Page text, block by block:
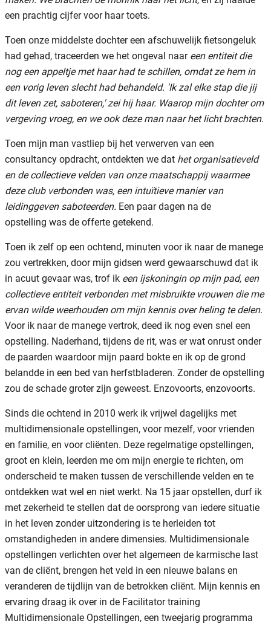
een prachtig cijfer voor haar toets.
Toen onze middelste dochter een afschuwelijk fietsongeluk
had gehad, traceerden we het ongeval naar een entiteit die
nog een appeltje met haar had te schillen, omdat ze hem in
een vorig leven slecht had behandeld. 'Ik zal elke stap die jij
dit leven zet, saboteren,' zei hij haar. Waarop mijn dochter om
vergeving vroeg, en we ook deze man naar het licht brachten.
Toen mijn man vastliep bij het verwerven van een
consultancy opdracht, ontdekten we dat het organisatieveld
en de collectieve velden van onze maatschappij waarmee
deze club verbonden was, een intuïtieve manier van
leidinggeven saboteerden. Een paar dagen na de
opstelling was de offerte getekend.
Toen ik zelf op een ochtend, minuten voor ik naar de manege
zou vertrekken, door mijn gidsen werd gewaarschuwd dat ik
in acuut gevaar was, trof ik een ijskoningin op mijn pad, een
collectieve entiteit verbonden met misbruikte vrouwen die me
ervan wilde weerhouden om mijn kennis over heling te delen.
Voor ik naar de manege vertrok, deed ik nog even snel een
opstelling. Naderhand, tijdens de rit, was er wat onrust onder
de paarden waardoor mijn paard bokte en ik op de grond
belandde in een bed van herfstbladeren. Zonder de opstelling
zou de schade groter zijn geweest. Enzovoorts, enzovoorts.
Sinds die ochtend in 2010 werk ik vrijwel dagelijks met
multidimensionale opstellingen, voor mezelf, voor vrienden
en familie, en voor cliënten. Deze regelmatige opstellingen,
groot en klein, leerden me om mijn energie te richten, om
onderscheid te maken tussen de verschillende velden en te
ontdekken wat wel en niet werkt. Na 15 jaar opstellen, durf ik
met zekerheid te stellen dat de oorsprong van iedere situatie
in het leven zonder uitzondering is te herleiden tot
omstandigheden in andere dimensies. Multidimensionale
opstellingen verlichten over het algemeen de karmische last
van de cliënt, brengen het veld in een nieuwe balans en
veranderen de tijdlijn van de betrokken cliënt. Mijn kennis en
ervaring draag ik over in de Facilitator training
Multidimensionale Opstellingen, een tweejarig programma